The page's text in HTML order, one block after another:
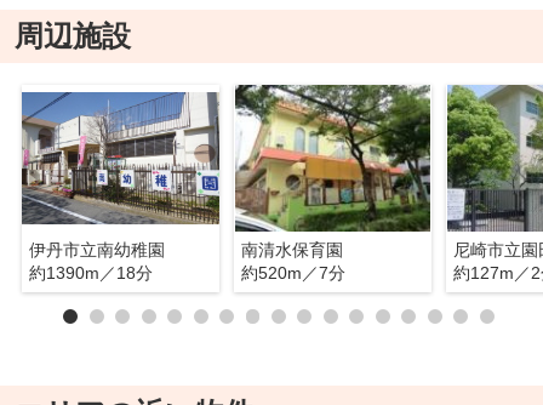
周辺施設
伊丹市立南幼稚園
約1390m／18分
南清水保育園
約520m／7分
尼崎市立
約127m／